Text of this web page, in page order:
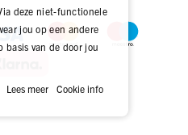
deze niet-functionele
jou op een andere
basis van de door jou
Lees meer Cookie info